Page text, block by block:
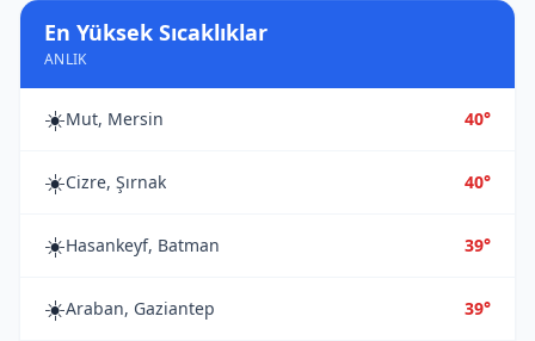
En Yüksek Sıcaklıklar
ANLIK
☀️Mut, Mersin 40°
☀️Cizre, Şırnak 40°
☀️Hasankeyf, Batman 39°
☀️Araban, Gaziantep 39°